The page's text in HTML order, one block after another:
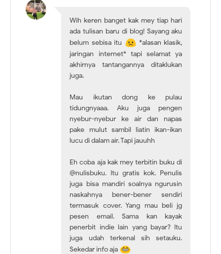
Wih keren banget kak mey tiap hari
ada tulisan baru di blog! Sayang aku
belum sebisa itu
*alasan klasik,
jaringan internet* tapi selamat ya
akhirnya tantangannya ditaklukan
juga.
Mau ikutan dong ke pulau
tidungnyaaa. Aku juga pengen
nyebur-nyebur ke air dan napas
pake mulut sambil liatin ikan-ikan
lucu di dalam air. Tapi jauuhh
Eh coba aja kak mey terbitin buku di
@nulisbuku. Itu gratis kok. Penulis
juga bisa mandiri soalnya ngurusin
naskahnya bener-bener sendiri
termasuk cover. Yang mau beli jg
pesen email. Sama kan kayak
penerbit indie lain yang bayar? Itu
juga udah terkenal sih setauku.
Sekedar info aja